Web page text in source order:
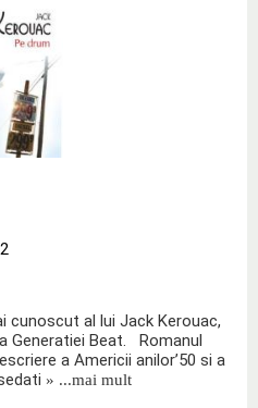
cunoscut al lui Jack Kerouac,
Generatiei Beat. Romanul
a Americii anilor’50 si a
» ...mai mult